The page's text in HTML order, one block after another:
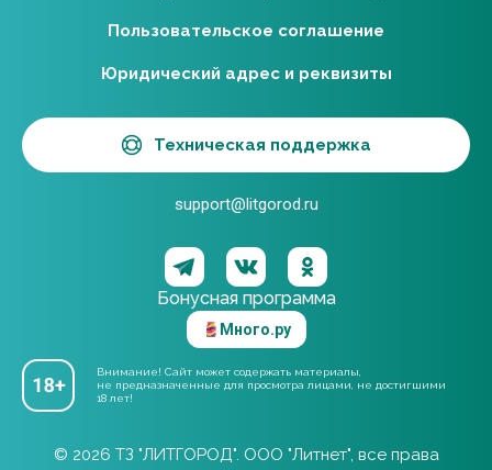
Бонусная программа
Много.ру
Внимание! Сайт может содержать материалы,
не предназначенные для просмотра лицами, не достигшими
18 лет!
Пользовательское соглашение
Юридический адрес и реквизиты
Техническая поддержка
support@litgorod.ru
© 2026 ТЗ "ЛИТГОРОД". ООО "Литнет", все права